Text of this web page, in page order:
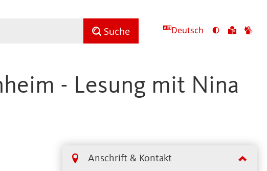
Suche Deutsch
Ansicht
umschalten
Zu
leichter
- Lesung mit Nina
Anschrift & Kontakt